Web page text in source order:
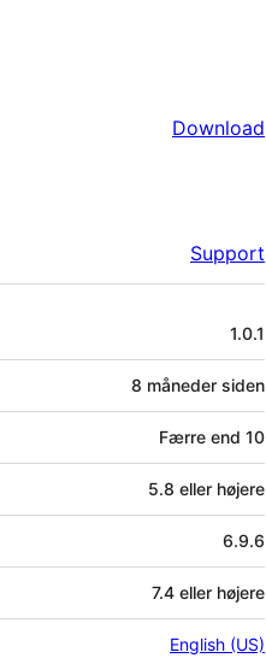
Download
Support
1.0.1
8 måneder siden
Færre end 10
5.8 eller højere
6.9.6
7.4 eller højere
English (US)